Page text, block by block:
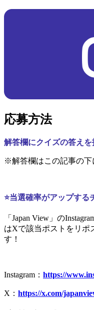
応募方法
解答欄にクイズの答えを
※解答欄はこの記事の下
⭐当選確率がアップする
「Japan View」の
はXで該当ポストをリポ
す！
Instagram： https://
X： https://x.com/